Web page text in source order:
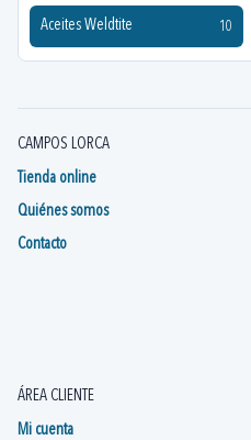
Aceites Weldtite 10
Grasas y Aceites SHIMANO
CAMPOS LORCA
Tienda online
Quiénes somos
Contacto
ÁREA CLIENTE
Mi cuenta